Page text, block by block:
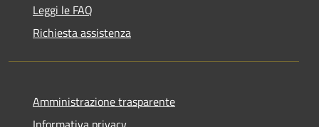
Leggi le FAQ
Richiesta assistenza
Amministrazione trasparente